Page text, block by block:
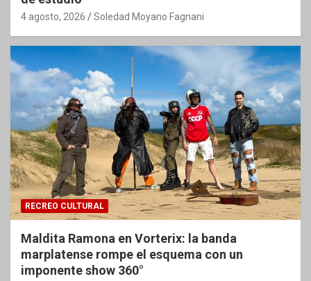
4 agosto, 2026 Soledad Moyano Fagnani
RECREO CULTURAL
Maldita Ramona en Vorterix: la banda
marplatense rompe el esquema con un
imponente show 360°